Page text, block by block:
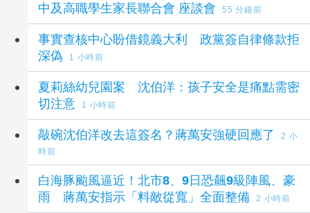
中及高職學生家長聯合會 座談會
55 分鐘前
事實查核中心盼借鏡義大利 政黨簽自律條款拒
深偽
1 小時前
夏莉絲幼兒園案 沈伯洋：孩子安全是痛點需密
切注意
1 小時前
敲碗沈伯洋改去這簽名？蔣萬安強硬回應了
2 小
時前
白海豚颱風逼近！北市8、9日恐飆9級陣風、豪
雨 蔣萬安指示「料敵從寬」全面整備
2 小時前